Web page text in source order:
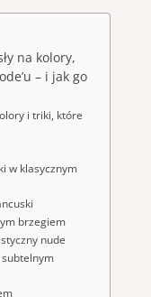
na kolory,
– i jak go
i triki, które
w klasycznym
brzegiem
nude